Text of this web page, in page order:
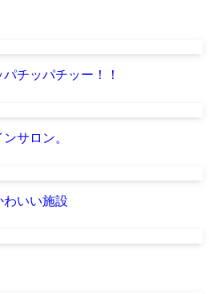
チッパチッー！！
サロン。
いい施設